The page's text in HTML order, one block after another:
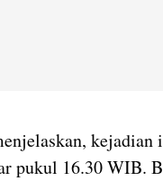
pukul 16.30 WIB.